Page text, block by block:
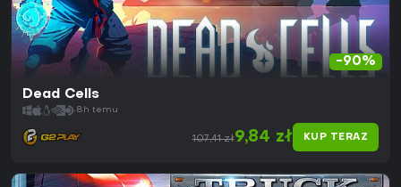
-90%
Dead Cells
8h temu
107,41 zł9,84 zł KUP TERAZ